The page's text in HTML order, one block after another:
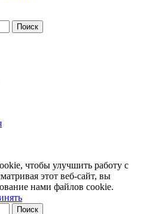
Поиск
чтобы улучшить работу с
этот веб-сайт, вы
нами файлов cookie.
Поиск